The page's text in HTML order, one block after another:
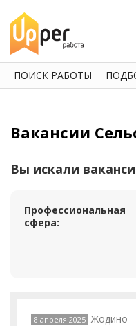
ПОИСК РАБОТЫ
Вакансии
Вы искали
Профессиональная
сфера:
8 апреля 2025 Жодино